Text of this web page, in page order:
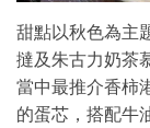
甜點以秋色為主
撻及朱古力奶茶
當中最推介香柿
的蛋芯，搭配牛